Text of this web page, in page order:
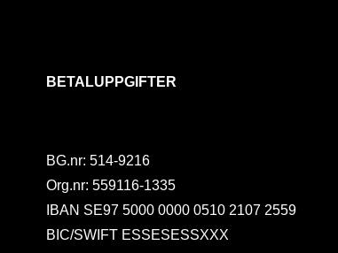
BETALUPPGIFTER
BG.nr: 514-9216
Org.nr: 559116-1335
IBAN SE97 5000 0000 0510 2107 2559
BIC/SWIFT ESSESESSXXX